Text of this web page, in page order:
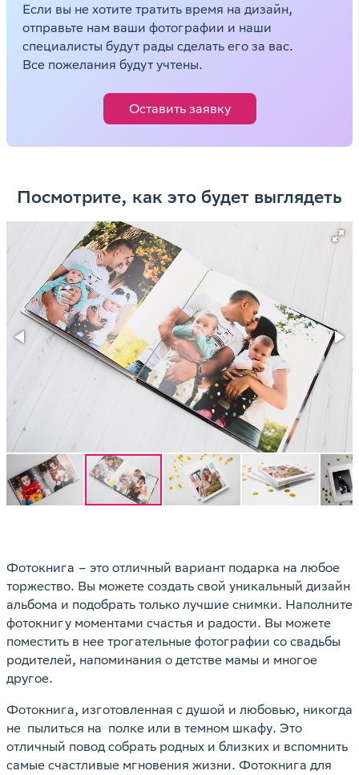
Если вы не хотите тратить время на дизайн,
отправьте нам ваши фотографии и наши
специалисты будут рады сделать его за вас.
Все пожелания будут учтены.
Оставить заявку
Посмотрите, как это будет выглядеть
Фотокнига – это отличный вариант подарка на любое
торжество. Вы можете создать свой уникальный дизайн
альбома и подобрать только лучшие снимки. Наполните
фотокнигу моментами счастья и радости. Вы можете
поместить в нее трогательные фотографии со свадьбы
родителей, напоминания о детстве мамы и многое
другое.
Фотокнига, изготовленная с душой и любовью, никогда
не пылиться на полке или в темном шкафу. Это
отличный повод собрать родных и близких и вспомнить
самые счастливые мгновения жизни. Фотокнига для